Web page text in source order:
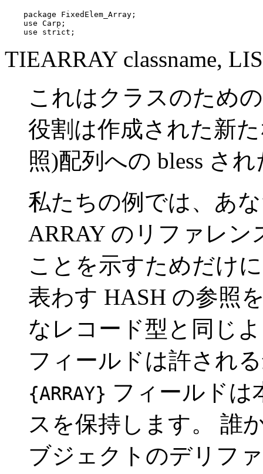
    package FixedElem_Array;
    use Carp;
    use strict;
TIEARRAY classname,
これはクラスのため
役割は作成された新
照)配列への bless さ
私たちの例では、あ
ARRAY のリファレ
ことを示すためだけ
表わす HASH の参照
なレコード型と同じ
フィールドは許され
{ARRAY} フィールドは
スを保持します。 誰
ブジェクトのデリフ